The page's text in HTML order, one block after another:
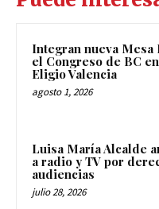
Integran nueva
el Congreso de BC
Eligio Valencia
agosto 1, 2026
Luisa María Alcalde
a radio y TV por
audiencias
julio 28, 2026